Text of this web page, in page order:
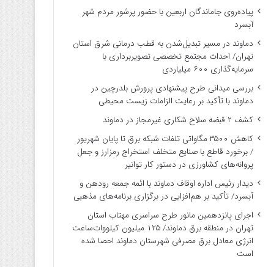
پیاده‌روی جاماندگان اربعین با حضور پرشور مردم شهر
آبسرد
دماوند در مسیر تبدیل‌شدن به قطب درمانی شرق استان
تهران/ احداث مجتمع تخصصی تصویربرداری با
سرمایه‌گذاری ۶۰۰ میلیاردی
بررسی میدانی طرح پیشنهادی پرورش بلدرچین در
دماوند با تأکید بر رعایت الزامات زیست ‌محیطی
کشف ۲ قبضه سلاح شکاری غیرمجاز در دماوند
کاهش ۳۵۰۰ مگاواتی تلفات شبکه برق تا پایان شهریور
/ برخورد قاطع با صنایع متخلف استخراج رمزارز و جعل
پروانه‌های کشاورزی در دستور کار توانیر
دیدار رئیس اداره اوقاف دماوند با ائمه جمعه رودهن و
آبسرد/ تأکید بر هم‌افزایی در برگزاری برنامه‌های مذهبی
اجرای پانزدهمین مانور طرح سراسری مهتاب استان
تهران در منطقه برق دماوند/ ۱۲۵ میلیون کیلووات‌ساعت
انرژی معادل برق مصرفی شهرستان دماوند احصا شده
است